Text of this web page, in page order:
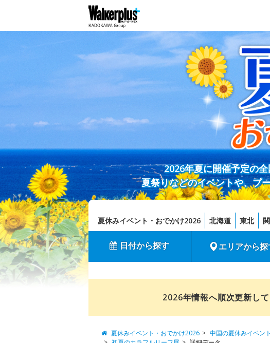
2026年夏に開催予定の
夏祭りなどのイベントや、プ
夏休みイベント・おでかけ2026 北海道 東北
日付から探す エリアから探
2026年情報へ順次更新し
夏休みイベント・おでかけ2026 中国の夏休みイベン